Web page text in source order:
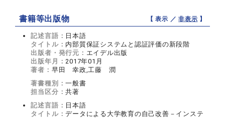
書籍等出版物 【 表示 ／非表示 】
記述言語： 日本語
タイトル： 内部質保証システムと認証評価の新段階
出版者・発行元： エイデル出版
出版年月：2017年01月
著者： 早田 幸政,工藤 潤
著書種別：一般書
担当区分：共著
記述言語： 日本語
タイトル：データによる大学教育の自己改善－インステ